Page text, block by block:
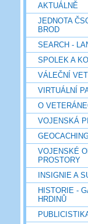
AKTUÁLNĚ
JEDNOTA
BROD
SEARCH -
SPOLEK A
VÁLEČNÍ
VIRTUÁLNÍ
O
VOJENSKÁ
VOJENSKÉ
PROSTORY
INSIGNIE A
HISTORIE -
HRDINŮ